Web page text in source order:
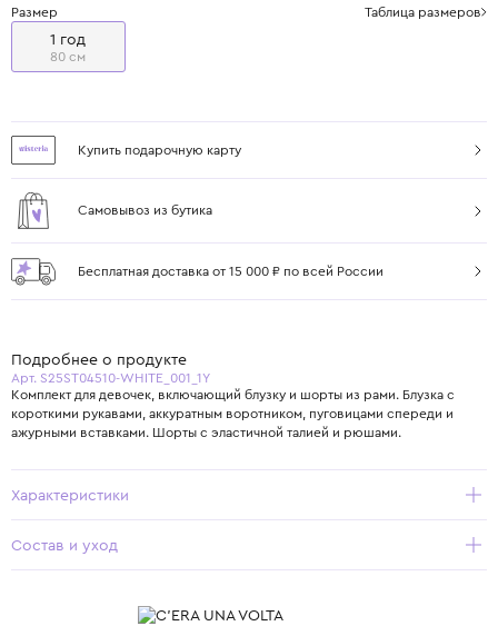
Размер Таблица размеров
1 год
80 см
Купить подарочную карту
Самовывоз из бутика
Бесплатная доставка от 15 000 ₽ по всей России
Подробнее о продукте
Арт. S25ST04510-WHITE_001_1Y
Комплект для девочек, включающий блузку и шорты из рами. Блузка с
короткими рукавами, аккуратным воротником, пуговицами спереди и
ажурными вставками. Шорты с эластичной талией и рюшами.
Характеристики
Состав и уход